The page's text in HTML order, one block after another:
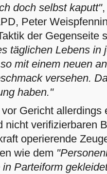
doch selbst kaputt"
Peter
der Gegenseite
täglichen Lebens in
mit einem neuen
versehen.
haben."
Gericht allerdings
nicht verifizierbaren
operierende
wie dem
in Parteiform